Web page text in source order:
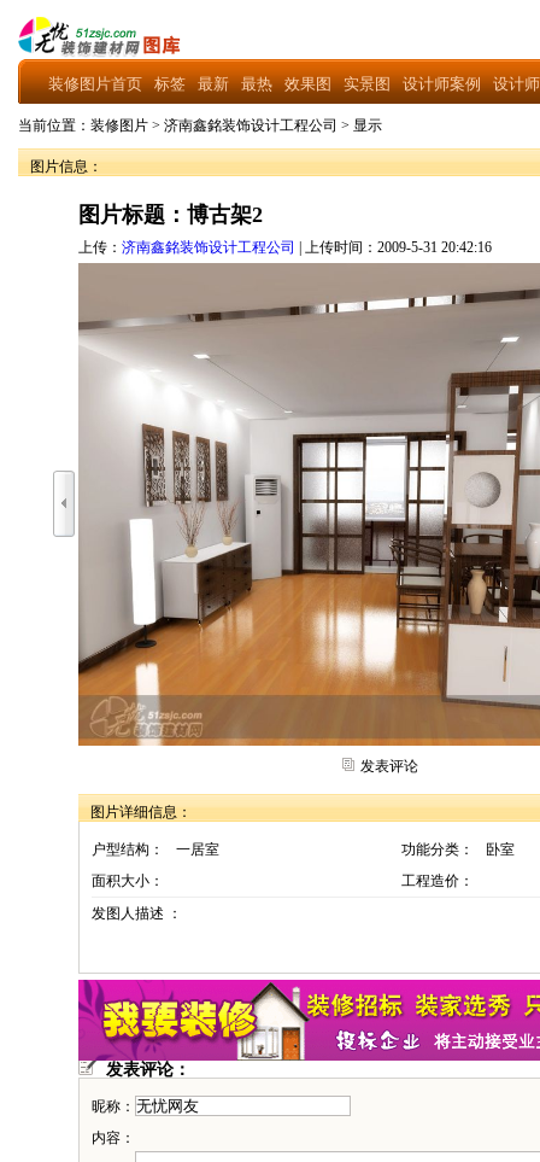
装修图片首页 标签 最新 最热 效果图 实景图 设计师案例 设计
当前位置： 装修图片 > 济南鑫銘装饰设计工程公司 > 显示
图片信息：
图片标题：博古架2
上传： 济南鑫銘装饰设计工程公司 | 上传时间：2009-5-31 20:42:16
发表评论
图片详细信息：
户型结构： 一居室 功能分类：
卧室
面积大小：
工程造价：
发图人描述 ：
发表评论：
昵称：
内容：